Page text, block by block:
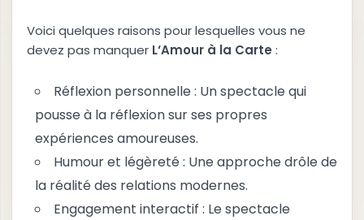
Voici quelques raisons pour lesquelles vous ne
devez pas manquer L‘Amour à la Carte :
Réflexion personnelle : Un spectacle qui
pousse à la réflexion sur ses propres
expériences amoureuses.
Humour et légèreté : Une approche drôle de
la réalité des relations modernes.
Engagement interactif : Le spectacle